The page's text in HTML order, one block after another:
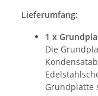
Lieferumfang:
1 x
Die
Grundplatte